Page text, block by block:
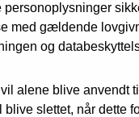
med gældende
og
alene blive anvendt
blive slettet, når dette